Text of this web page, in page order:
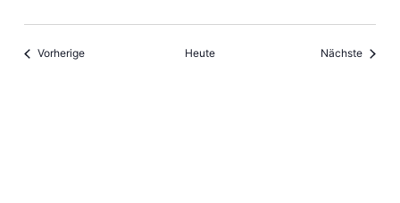
VorherigeVeranstaltungen Heute Nächste